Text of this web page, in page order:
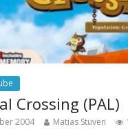
Crossing (PAL)
2004 Matias Stuven